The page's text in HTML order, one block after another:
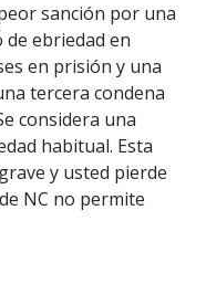
sanción por una
ebriedad en
en prisión y una
tercera condena
considera una
habitual. Esta
y usted pierde
NC no permite